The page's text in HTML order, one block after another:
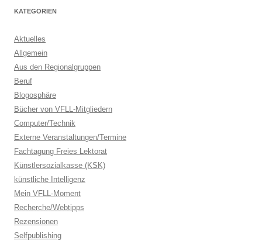
KATEGORIEN
Aktuelles
Allgemein
Aus den Regionalgruppen
Beruf
Blogosphäre
Bücher von VFLL-Mitgliedern
Computer/Technik
Externe Veranstaltungen/Termine
Fachtagung Freies Lektorat
Künstlersozialkasse (KSK)
künstliche Intelligenz
Mein VFLL-Moment
Recherche/Webtipps
Rezensionen
Selfpublishing